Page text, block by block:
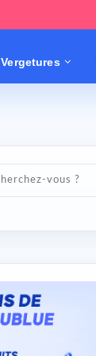
Vergetures